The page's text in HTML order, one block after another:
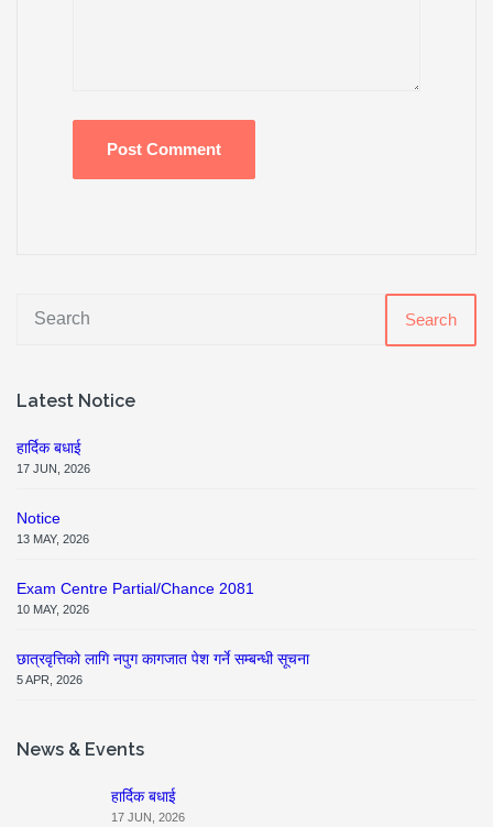
Search
Latest Notice
हार्दिक बधाई
17 JUN, 2026
Notice
13 MAY, 2026
Exam Centre Partial/Chance 2081
10 MAY, 2026
छात्रवृत्तिको लागि नपुग कागजात पेश गर्ने सम्बन्धी सूचना
5 APR, 2026
News & Events
हार्दिक बधाई
17 JUN, 2026